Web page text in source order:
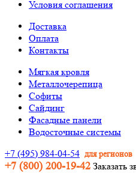
Условия соглашения
Доставка
Оплата
Контакты
Мягкая кровля
Металлочерепица
Софиты
Сайдинг
Фасадные панели
Водосточные системы
+7 (495) 984-04-54 для регионов
+7 (800) 200-19-42 Заказать